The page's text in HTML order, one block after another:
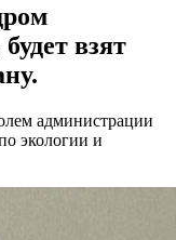
взят
администрации
экологии и